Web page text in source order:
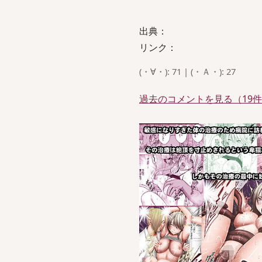
出典：
リンク：
(・∀・): 71 | (・Ａ・): 27
過去のコメントを見る（19